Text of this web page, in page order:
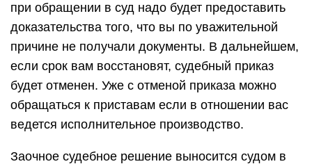
при обращении в суд надо будет предоставить
доказательства того, что вы по уважительной
причине не получали документы. В дальнейшем,
если срок вам восстановят, судебный приказ
будет отменен. Уже с отменой приказа можно
обращаться к приставам если в отношении вас
ведется исполнительное производство.
Заочное судебное решение выносится судом в